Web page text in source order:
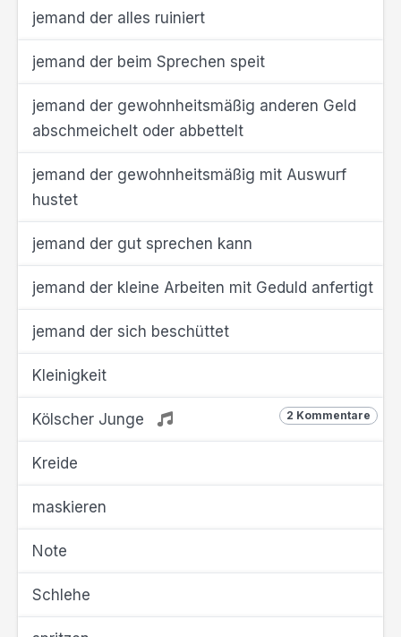
jemand der alles ruiniert
jemand der beim Sprechen speit
jemand der gewohnheitsmäßig anderen Geld
abschmeichelt oder abbettelt
jemand der gewohnheitsmäßig mit Auswurf
hustet
jemand der gut sprechen kann
jemand der kleine Arbeiten mit Geduld anfertigt
jemand der sich beschüttet
Kleinigkeit
2 Kommentare
Kölscher Junge
Kreide
maskieren
Note
Schlehe